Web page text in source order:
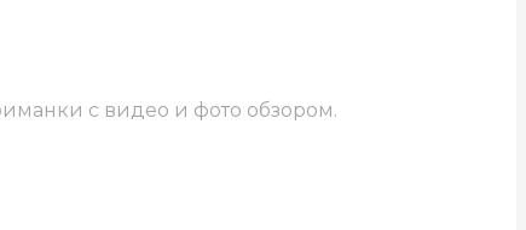
с видео и фото обзором.